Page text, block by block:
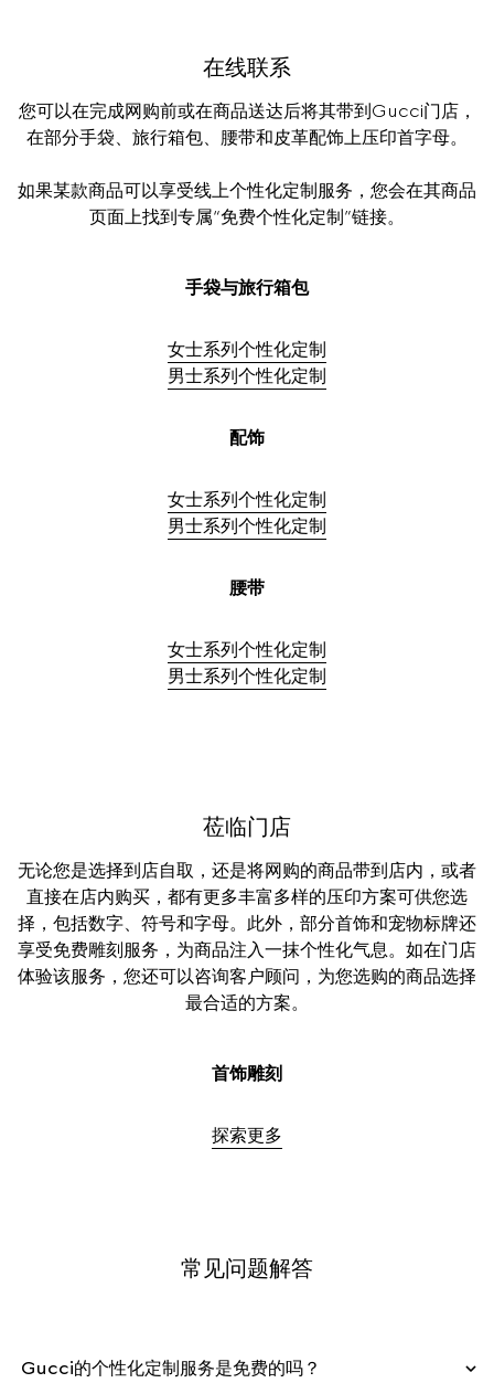
在线联系
您可以在完成网购前或在商品送达后将其带到Gucci门店，
在部分手袋、旅行箱包、腰带和皮革配饰上压印首字母。
如果某款商品可以享受线上个性化定制服务，您会在其商品
页面上找到专属“免费个性化定制”链接。
手袋与旅行箱包
女士系列个性化定制
男士系列个性化定制
配饰
女士系列个性化定制
男士系列个性化定制
腰带
女士系列个性化定制
男士系列个性化定制
莅临门店
无论您是选择到店自取，还是将网购的商品带到店内，或者
直接在店内购买，都有更多丰富多样的压印方案可供您选
择，包括数字、符号和字母。此外，部分首饰和宠物标牌还
享受免费雕刻服务，为商品注入一抹个性化气息。如在门店
体验该服务，您还可以咨询客户顾问，为您选购的商品选择
最合适的方案。
首饰雕刻
探索更多
常见问题解答
Gucci的个性化定制服务是免费的吗？